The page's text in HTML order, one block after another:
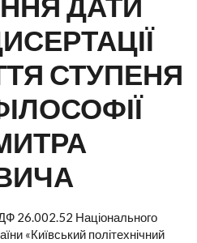
СТУПЕНЯ
26.002.52 Національного
«Київський політехнічний